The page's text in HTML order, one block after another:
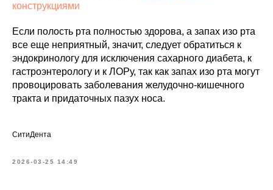
конструкциями
Если полость рта полностью здорова, а запах изо рта
все еще неприятный, значит, следует обратиться к
эндокринологу для исключения сахарного диабета, к
гастроэнтерологу и к ЛОРу, так как запах изо рта могут
провоцировать заболевания желудочно-кишечного
тракта и придаточных пазух носа.
СитиДента
2026-03-25 14:49